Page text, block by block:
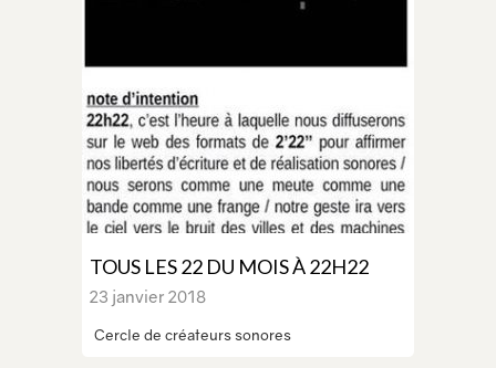
TOUS LES 22 DU MOIS À 22H22
23 janvier 2018
Cercle de créateurs sonores